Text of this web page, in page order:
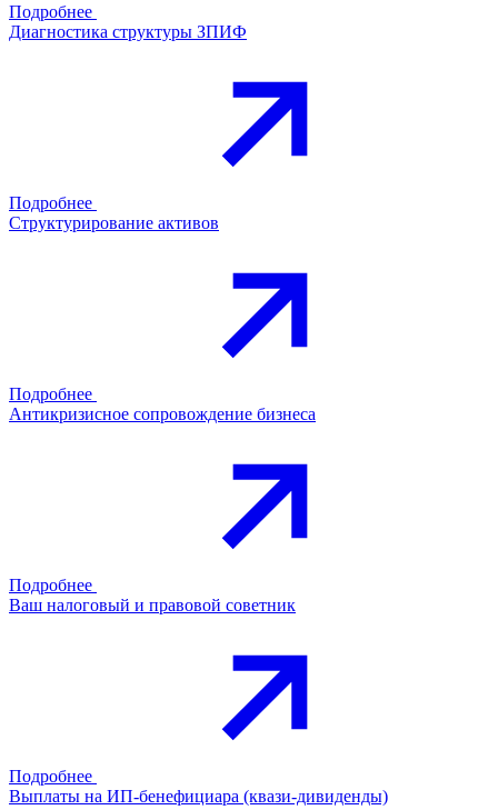
Подробнее
Диагностика структуры ЗПИФ
Подробнее
Структурирование активов
Подробнее
Антикризисное сопровождение бизнеса
Подробнее
Ваш налоговый и правовой советник
Подробнее
Выплаты на ИП-бенефициара (квази-дивиденды)